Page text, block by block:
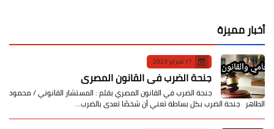
أخبار مميزة
17 فبراير 2023
جنحة الضرب في القانون المصري
جنحة الضرب في القانون المصري بقلم : المستشار القانوني / محمود
الطاهر جنحة الضرب بكل بساطة تعني أن شخصًا تعدى بالضرب…